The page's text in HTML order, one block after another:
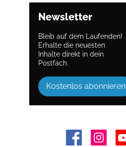
Newsletter
Bleib auf dem Laufenden!
Erhalte die neuesten
Inhalte direkt in dein
Postfach.
Kostenlos abonnieren